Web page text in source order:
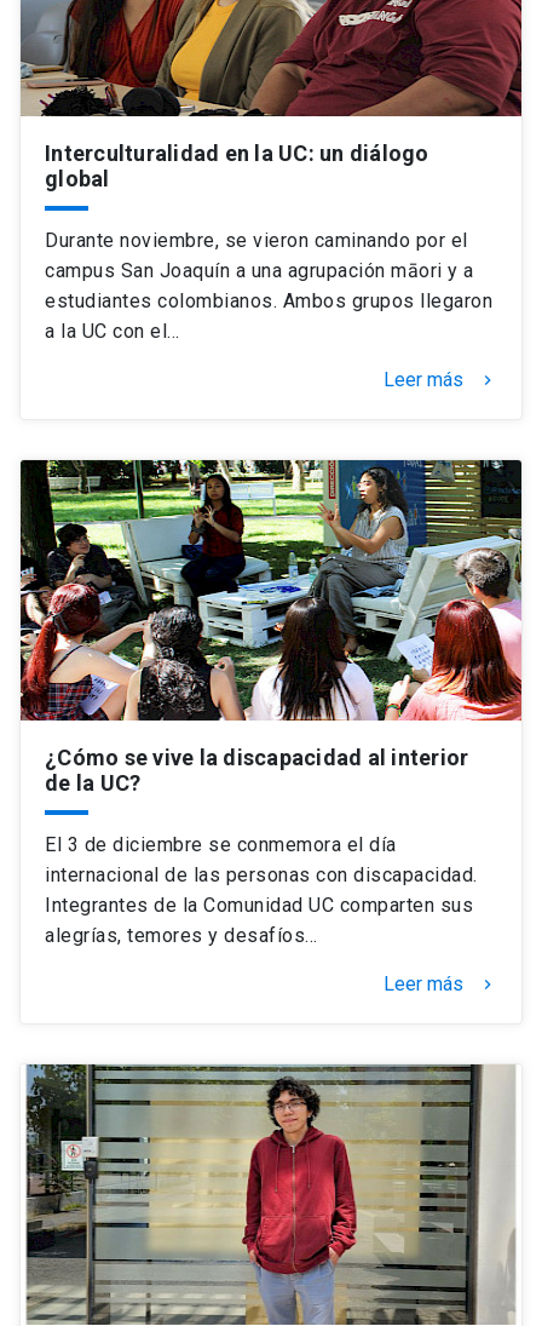
Interculturalidad en la UC: un diálogo
global
Durante noviembre, se vieron caminando por el
campus San Joaquín a una agrupación māori y a
estudiantes colombianos. Ambos grupos llegaron
a la UC con el…
Leer más keyboard_arrow_right
¿Cómo se vive la discapacidad al interior
de la UC?
El 3 de diciembre se conmemora el día
internacional de las personas con discapacidad.
Integrantes de la Comunidad UC comparten sus
alegrías, temores y desafíos…
Leer más keyboard_arrow_right